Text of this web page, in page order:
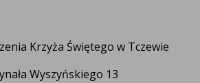
Krzyża Świętego w Tczewie
Wyszyńskiego 13